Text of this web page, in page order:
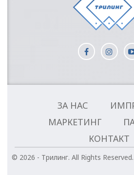
ЗА НАС
МАРКЕТИНГ
КОНТАКТ
© 2026 - Трилинг. All Rights Reserved.